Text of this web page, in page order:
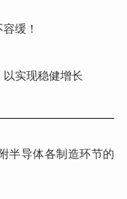
缓！
实现稳健增长
半导体各制造环节的